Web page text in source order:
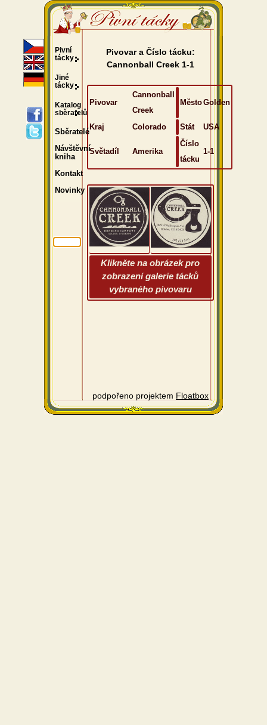
Pivovar a Číslo tácku:
Cannonball Creek 1-1
Pivovar
Cannonball
Creek
MěstoGolden
Kraj Colorado Stát USA
Světadíl Amerika
Číslo
tácku
1-1
Klikněte na obrázek pro
zobrazení galerie tácků
vybraného pivovaru
podpořeno projektem Floatbox
Pivní
tácky
Jiné
tácky
Katalog
sběratelů
Sběratelé
Návštěvní
kniha
Kontakt
Novinky